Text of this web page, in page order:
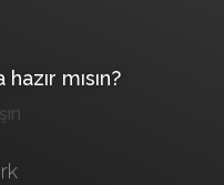
mısın?